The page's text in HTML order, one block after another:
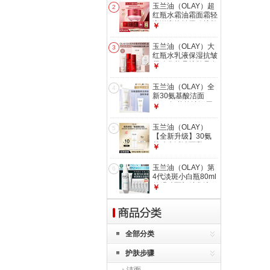
物女
2
玉兰油（OLAY）超
红瓶水霜油霜面霜轻
润滋润抗皱紧致护肤
￥
3
玉兰油（OLAY）大
红瓶水乳液保湿抗皱
紧致化妆品护肤品套
物女
￥
4
玉兰油（OLAY）全
新30氨基酸洁面
100g卸妆控油深层
夕礼物女
￥
5
玉兰油（OLAY）
【全新升级】30氨
基酸表活洁面乳20g
券】
￥
6
玉兰油（OLAY）第
4代淡斑小白瓶80ml
传明酸面部精华液
￥
全部分类
护肤步骤